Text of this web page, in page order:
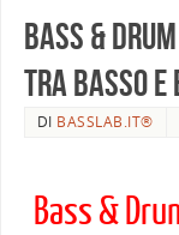
Bass &
tra basso
DI BASSLAB.IT®
Bass &